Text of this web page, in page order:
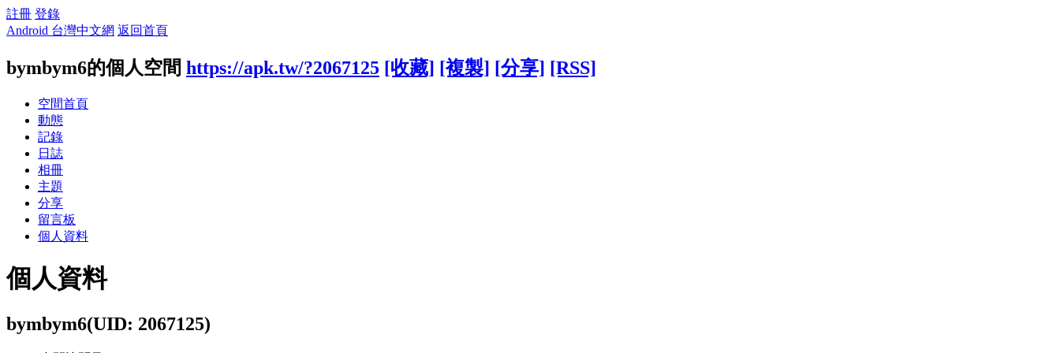
註冊 登錄
Android 台灣中文網 返回首頁
bymbym6的個人空間 https://apk.tw/?2067125 [收藏] [複製] [分享] [RSS]
空間首頁
動態
記錄
日誌
相冊
主題
分享
留言板
個人資料
個人資料
bymbym6(UID: 2067125)